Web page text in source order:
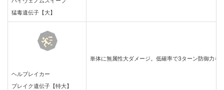
猛毒遺伝子【大】
ヘルブレイカー
ブレイク遺伝子【特大】
単体に無属性大ダメージ。低確率で3ターン防御力を